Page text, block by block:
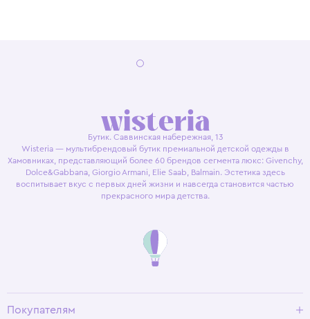
Бутик. Саввинская набережная, 13
Wisteria — мультибрендовый бутик премиальной детской одежды в
Хамовниках, представляющий более 60 брендов сегмента люкс: Givenchy,
Dolce&Gabbana, Giorgio Armani, Elie Saab, Balmain. Эстетика здесь
воспитывает вкус с первых дней жизни и навсегда становится частью
прекрасного мира детства.
Покупателям